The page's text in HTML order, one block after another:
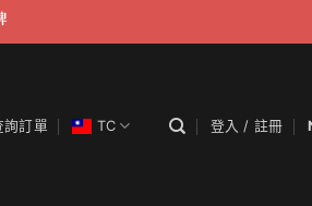
詢訂單 TC 登入 / 註冊